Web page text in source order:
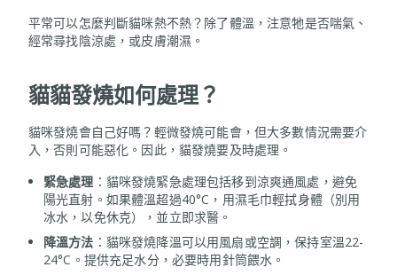
平常可以怎麼判斷貓咪熱不熱？除了體溫，注意牠是否喘氣、
經常尋找陰涼處，或皮膚潮濕。
貓貓發燒如何處理？
貓咪發燒會自己好嗎？輕微發燒可能會，但大多數情況需要介
入，否則可能惡化。因此，貓發燒要及時處理。
緊急處理 ：貓咪發燒緊急處理包括移到涼爽通風處，避免
陽光直射。如果體溫超過40°C，用濕毛巾輕拭身體（別用
冰水，以免休克），並立即求醫。
降溫方法 ：貓咪發燒降溫可以用風扇或空調，保持室溫22-
24°C。提供充足水分，必要時用針筒餵水。